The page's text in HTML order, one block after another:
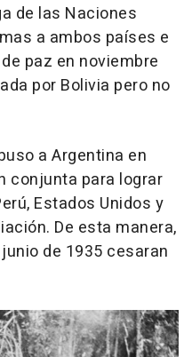
de las Naciones
a ambos países e
paz en noviembre
por Bolivia pero no
a Argentina en
conjunta para lograr
Estados Unidos y
De esta manera,
de 1935 cesaran